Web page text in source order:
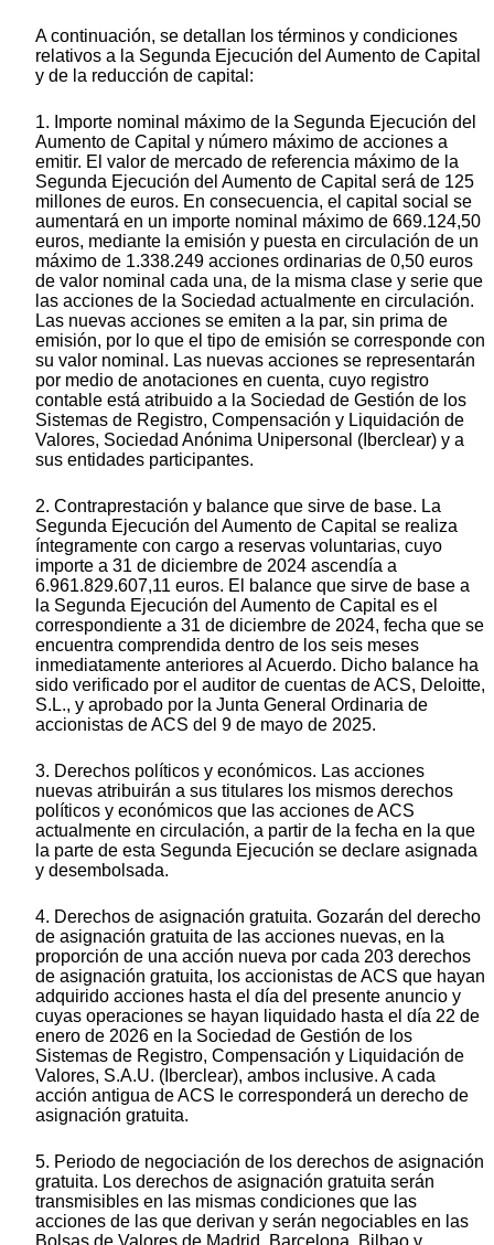
A continuación, se detallan los términos y condiciones
relativos a la Segunda Ejecución del Aumento de Capital
y de la reducción de capital:
1. Importe nominal máximo de la Segunda Ejecución del
Aumento de Capital y número máximo de acciones a
emitir. El valor de mercado de referencia máximo de la
Segunda Ejecución del Aumento de Capital será de 125
millones de euros. En consecuencia, el capital social se
aumentará en un importe nominal máximo de 669.124,50
euros, mediante la emisión y puesta en circulación de un
máximo de 1.338.249 acciones ordinarias de 0,50 euros
de valor nominal cada una, de la misma clase y serie que
las acciones de la Sociedad actualmente en circulación.
Las nuevas acciones se emiten a la par, sin prima de
emisión, por lo que el tipo de emisión se corresponde con
su valor nominal. Las nuevas acciones se representarán
por medio de anotaciones en cuenta, cuyo registro
contable está atribuido a la Sociedad de Gestión de los
Sistemas de Registro, Compensación y Liquidación de
Valores, Sociedad Anónima Unipersonal (Iberclear) y a
sus entidades participantes.
2. Contraprestación y balance que sirve de base. La
Segunda Ejecución del Aumento de Capital se realiza
íntegramente con cargo a reservas voluntarias, cuyo
importe a 31 de diciembre de 2024 ascendía a
6.961.829.607,11 euros. El balance que sirve de base a
la Segunda Ejecución del Aumento de Capital es el
correspondiente a 31 de diciembre de 2024, fecha que se
encuentra comprendida dentro de los seis meses
inmediatamente anteriores al Acuerdo. Dicho balance ha
sido verificado por el auditor de cuentas de ACS, Deloitte,
S.L., y aprobado por la Junta General Ordinaria de
accionistas de ACS del 9 de mayo de 2025.
3. Derechos políticos y económicos. Las acciones
nuevas atribuirán a sus titulares los mismos derechos
políticos y económicos que las acciones de ACS
actualmente en circulación, a partir de la fecha en la que
la parte de esta Segunda Ejecución se declare asignada
y desembolsada.
4. Derechos de asignación gratuita. Gozarán del derecho
de asignación gratuita de las acciones nuevas, en la
proporción de una acción nueva por cada 203 derechos
de asignación gratuita, los accionistas de ACS que hayan
adquirido acciones hasta el día del presente anuncio y
cuyas operaciones se hayan liquidado hasta el día 22 de
enero de 2026 en la Sociedad de Gestión de los
Sistemas de Registro, Compensación y Liquidación de
Valores, S.A.U. (Iberclear), ambos inclusive. A cada
acción antigua de ACS le corresponderá un derecho de
asignación gratuita.
5. Periodo de negociación de los derechos de asignación
gratuita. Los derechos de asignación gratuita serán
transmisibles en las mismas condiciones que las
acciones de las que derivan y serán negociables en las
Bolsas de Valores de Madrid, Barcelona, Bilbao y